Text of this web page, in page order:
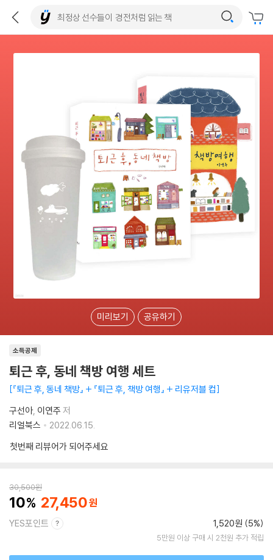
미리보기 공유하기
소득공제
퇴근 후, 동네 책방 여행 세트
『퇴근 후, 동네 책방』 + 『퇴근 후, 책방 여행』 + 리유저블 컵
구선아 이연주 저
리얼북스
2022.06.15.
첫번째 리뷰어가 되어주세요
30,500원
10 27,450
YES포인트 1,520원 (5%)
5만원 이상 구매 시 2천원 추가 적립